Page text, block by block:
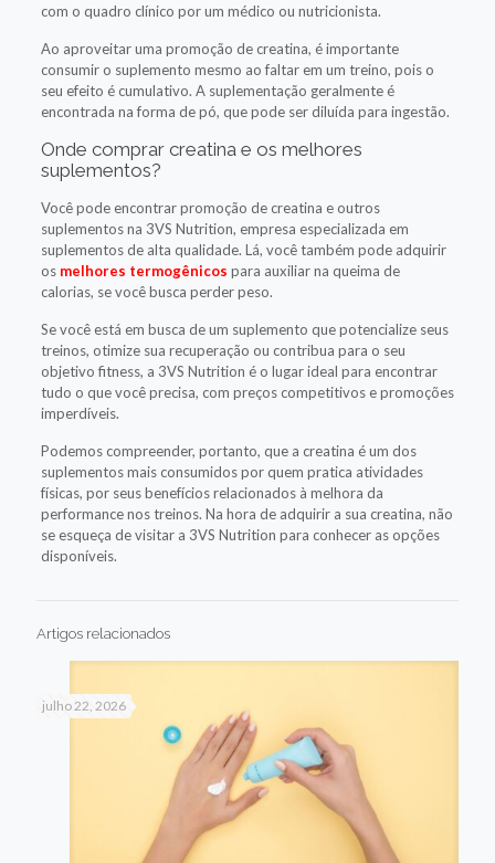
com o quadro clínico por um médico ou nutricionista.
Ao aproveitar uma promoção de creatina, é importante
consumir o suplemento mesmo ao faltar em um treino, pois o
seu efeito é cumulativo. A suplementação geralmente é
encontrada na forma de pó, que pode ser diluída para ingestão.
Onde comprar creatina e os melhores
suplementos?
Você pode encontrar promoção de creatina e outros
suplementos na 3VS Nutrition, empresa especializada em
suplementos de alta qualidade. Lá, você também pode adquirir
os melhores termogênicos para auxiliar na queima de
calorias, se você busca perder peso.
Se você está em busca de um suplemento que potencialize seus
treinos, otimize sua recuperação ou contribua para o seu
objetivo fitness, a 3VS Nutrition é o lugar ideal para encontrar
tudo o que você precisa, com preços competitivos e promoções
imperdíveis.
Podemos compreender, portanto, que a creatina é um dos
suplementos mais consumidos por quem pratica atividades
físicas, por seus benefícios relacionados à melhora da
performance nos treinos. Na hora de adquirir a sua creatina, não
se esqueça de visitar a 3VS Nutrition para conhecer as opções
disponíveis.
Artigos relacionados
julho 22, 2026